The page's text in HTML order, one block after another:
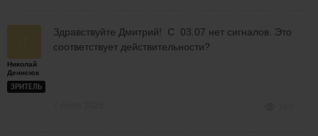
Николай
Денисюк
ЗРИТЕЛЬ
Здравствуйте Дмитрий! С 03.07 нет сигналов. Это
соответствует действительности?